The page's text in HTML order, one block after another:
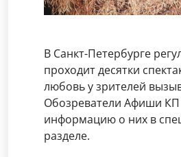
В Санкт-Петербурге
проходит десятки
любовь у зрителей
Обозреватели Афиши КП
информацию о них в
разделе.